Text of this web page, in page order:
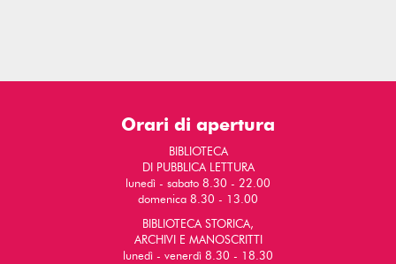
Orari di apertura
BIBLIOTECA
DI PUBBLICA LETTURA
lunedì - sabato 8.30 - 22.00
domenica 8.30 - 13.00
BIBLIOTECA STORICA,
ARCHIVI E MANOSCRITTI
lunedì - venerdì 8.30 - 18.30